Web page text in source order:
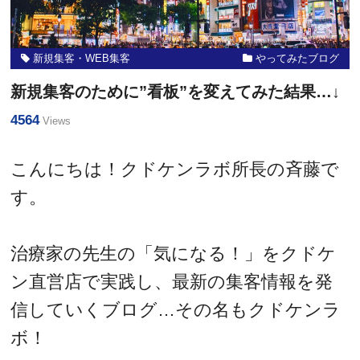
新規集客・WEB集客 やってみたブログ
新規集客のために”看板”を変えてみた結果…↓
4564Views
こんにちは！クドケンラボ所長の斉藤で
す。
治療家の先生の「気になる！」をクドケ
ン直営店で実践し、最新の集客情報を発
信していくブログ…その名もクドケンラ
ボ！